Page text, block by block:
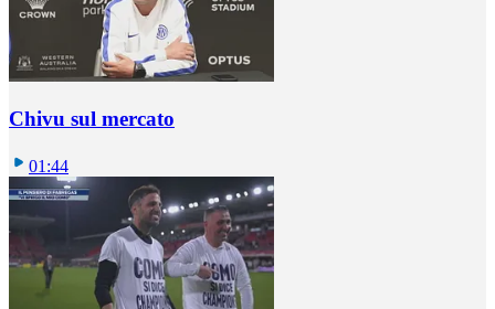
Chivu sul mercato
01:44